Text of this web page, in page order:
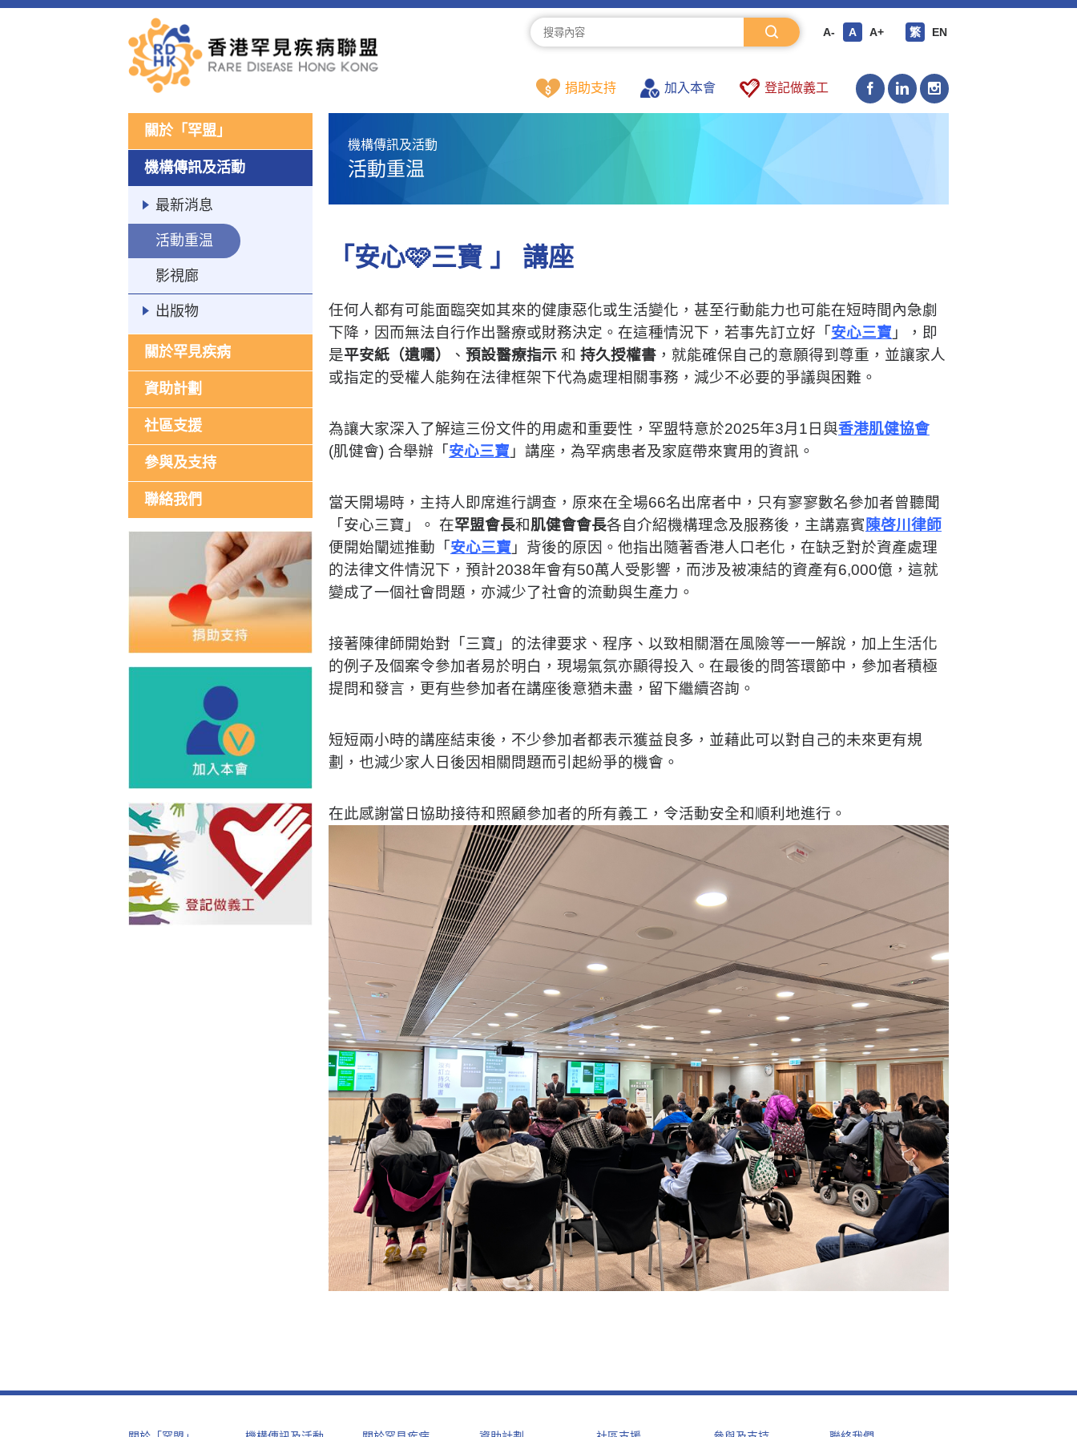
A- A A+ 繁 EN
捐助支持 加入本會 登記做義工
關於「罕盟」
機構傳訊及活動
最新消息
活動重温
影視廊
出版物
關於罕見疾病
資助計劃
社區支援
參與及支持
聯絡我們
機構傳訊及活動
活動重温
「安心🩷三寶 」 講座
任何人都有可能面臨突如其來的健康惡化或生活變化，甚至行動能力也可能在短時間內急劇
下降，因而無法自行作出醫療或財務決定。在這種情況下，若事先訂立好「 安心三寶 」，即
是平安紙（遺囑） 、 預設醫療指示 和 持久授權書 ，就能確保自己的意願得到尊重，並讓家人
或指定的受權人能夠在法律框架下代為處理相關事務，減少不必要的爭議與困難。
為讓大家深入了解這三份文件的用處和重要性，罕盟特意於2025年3月1日與香港肌健協會
(肌健會) 合舉辦「 安心三寶 」講座，為罕病患者及家庭帶來實用的資訊。
當天開場時，主持人即席進行調查，原來在全場66名出席者中，只有寥寥數名參加者曾聽聞
「安心三寶」。 在罕盟會長和肌健會會長各自介紹機構理念及服務後，主講嘉賓 陳啓川律師
便開始闡述推動「 安心三寶 」背後的原因。他指出隨著香港人口老化，在缺乏對於資產處理
的法律文件情況下，預計2038年會有50萬人受影響，而涉及被凍結的資產有6,000億，這就
變成了一個社會問題，亦減少了社會的流動與生產力。
接著陳律師開始對「三寶」的法律要求、程序、以致相關潛在風險等一一解說，加上生活化
的例子及個案令參加者易於明白，現場氣氛亦顯得投入。在最後的問答環節中，參加者積極
提問和發言，更有些參加者在講座後意猶未盡，留下繼續咨詢。
短短兩小時的講座結束後，不少參加者都表示獲益良多，並藉此可以對自己的未來更有規
劃，也減少家人日後因相關問題而引起紛爭的機會。
在此感謝當日協助接待和照顧參加者的所有義工，令活動安全和順利地進行。